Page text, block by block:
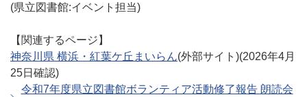
(県立図書館:イベント担当)
【関連するページ】
神奈川県 横浜・紅葉ケ丘まいらん(外部サイト)(2026年4月
25日確認)
令和7年度県立図書館ボランティア活動修了報告 朗読会